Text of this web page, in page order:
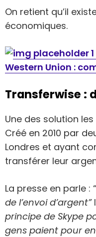
On retient qu’il
économiques.
Western Union :
Transferwise :
Une des solution
Créé en 2010 par
Londres et ayant
transférer leur
La presse en parle : “
de l’envoi d’argent”
principe de Skype
gens paient pour